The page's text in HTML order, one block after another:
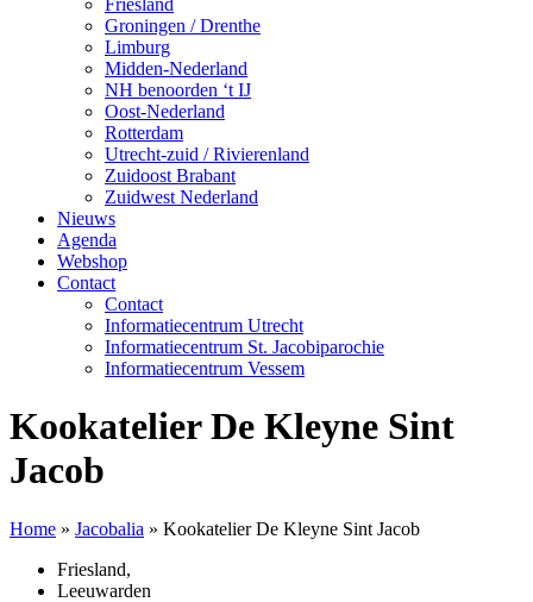
Friesland
Groningen / Drenthe
Limburg
Midden-Nederland
NH benoorden ‘t IJ
Oost-Nederland
Rotterdam
Utrecht-zuid / Rivierenland
Zuidoost Brabant
Zuidwest Nederland
Nieuws
Agenda
Webshop
Contact
Contact
Informatiecentrum Utrecht
Informatiecentrum St. Jacobiparochie
Informatiecentrum Vessem
Kookatelier De Kleyne Sint
Jacob
Home » Jacobalia » Kookatelier De Kleyne Sint Jacob
Friesland,
Leeuwarden